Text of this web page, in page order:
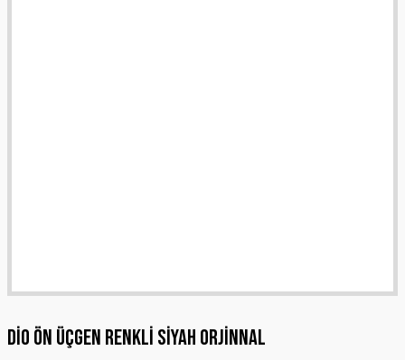
DİO ÖN ÜÇGEN RENKLİ SİYAH ORJİNNAL